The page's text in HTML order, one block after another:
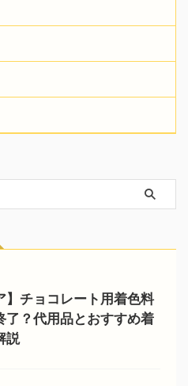
】チョコレート用着色料
了？代用品とおすすめ着
説